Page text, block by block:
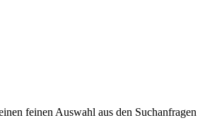
feinen Auswahl aus den Suchanfragen